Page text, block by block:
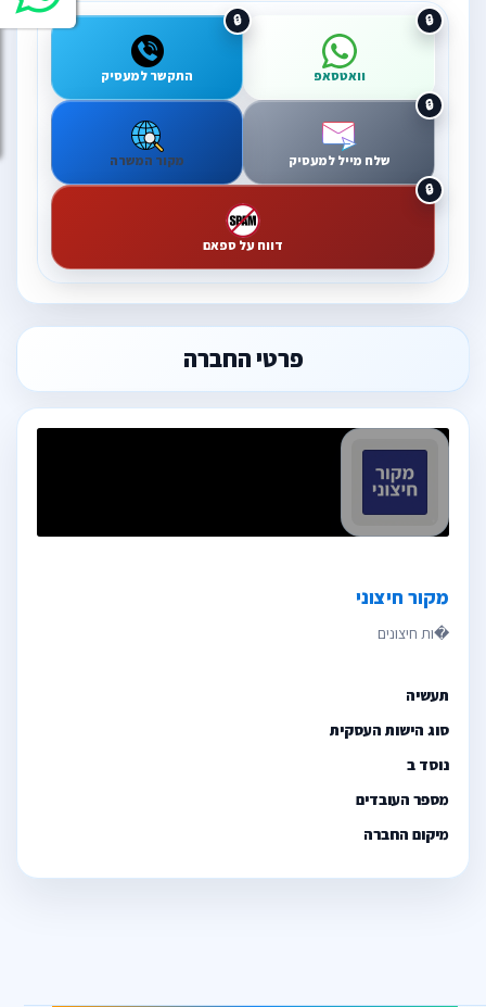
וואטסאפ התקשר למעסיק
שלח מייל למעסיק מקור המשרה
דווח על ספאם
פרטי החברה
מקור חיצוני
תעשיה
סוג הישות העסקית
נוסד ב
מספר העובדים
מיקום החברה